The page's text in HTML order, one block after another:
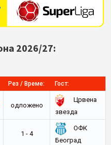
2026/27:
Рез / Време: Гост:
oдложено
Црвена
звезда
1 - 4
ОФК
Београд